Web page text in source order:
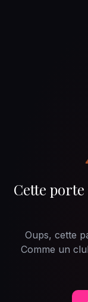
Cette
Oups, cette
Comme un